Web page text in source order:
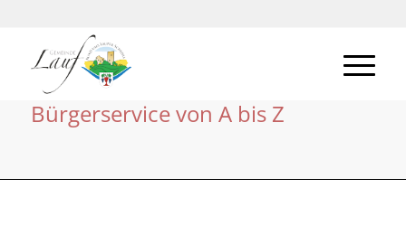
Bürgerservice von A bis Z